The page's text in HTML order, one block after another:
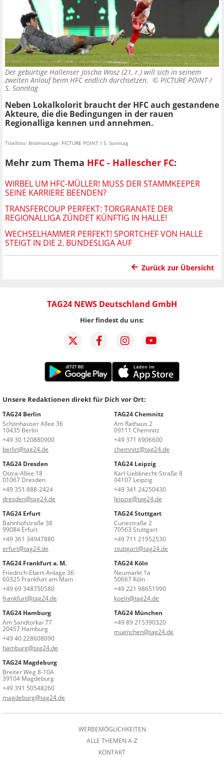
Der gebürtige Hallenser Joscha Wosz (21, r.) will sich in seinem
zweiten Anlauf beim HFC endlich durchsetzen. © PICTURE POINT /
S. Sonntag
Neben Lokalkolorit braucht der HFC auch gestandene
Akteure, die die Bedingungen in der rauen
Regionalliga kennen und annehmen.
Titelfoto: Bildmontage: PICTURE POINT / S. Sonntag
Mehr zum Thema HFC - Hallescher FC:
WIRBEL UM HFC-MÜLLER! MUSS DER STAMMKEEPER
SEINE KARRIERE BEENDEN?
TRANSFERCOUP PERFEKT: TORGRANATE DER
REGIONALLIGA ZÜNDET KÜNFTIG IN HALLE!
WECHSELHAMMER PERFEKT! SPORTCHEF VON HALLE
STEIGT IN DIE 2. BUNDESLIGA AUF
Zurück zur Übersicht
TAG24 NEWS Deutschland GmbH
Hier findest du uns:
Unsere Redaktionen direkt für Dich vor Ort:
TAG24 Berlin
Schönhauser Allee 36
10435 Berlin
+49 30 120880900
berlin@tag24.de
TAG24 Chemnitz
Am Rathaus 2
09111 Chemnitz
+49 371 6906600
chemnitz@tag24.de
TAG24 Dresden
Ostra-Allee 18
01067 Dresden
+49 351 888-2424
dresden@tag24.de
TAG24 Leipzig
Karl-Liebknecht-Straße 8
04107 Leipzig
+49 341 24250430
leipzig@tag24.de
TAG24 Erfurt
Bahnhofstraße 38
99084 Erfurt
+49 361 34947880
erfurt@tag24.de
TAG24 Stuttgart
Curiestraße 2
70563 Stuttgart
+49 711 21952530
stuttgart@tag24.de
TAG24 Frankfurt a. M.
Friedrich-Ebert-Anlage 36
60325 Frankfurt am Main
+49 69 348750580
frankfurt@tag24.de
TAG24 Köln
Neumarkt 1a
50667 Köln
+49 221 98651990
koeln@tag24.de
TAG24 Hamburg
Am Sandtorkai 77
20457 Hamburg
+49 40 228608090
hamburg@tag24.de
TAG24 München
+49 89 215390320
muenchen@tag24.de
TAG24 Magdeburg
Breiter Weg 8-10A
39104 Magdeburg
+49 391 50548260
magdeburg@tag24.de
WERBEMÖGLICHKEITEN
ALLE THEMEN A-Z
KONTAKT